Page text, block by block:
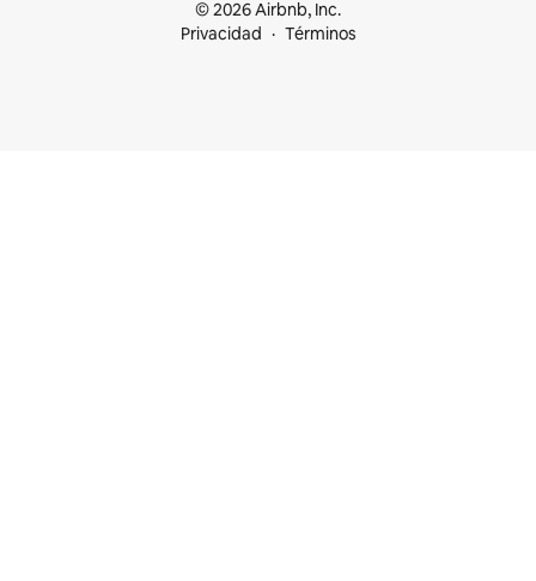
© 2026 Airbnb, Inc.
Privacidad
Términos